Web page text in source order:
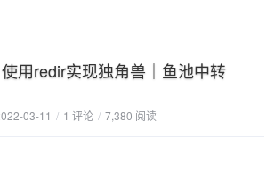
用redir实现独角兽｜鱼池中转
03-11 / 1 评论 / 7,380 阅读